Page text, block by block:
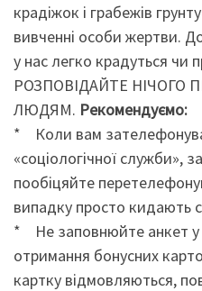
крадіжок і грабежів
вивченні особи жертви.
у нас легко крадуться чи
РОЗПОВІДАЙТЕ НІЧОГО
ЛЮДЯМ. Рекомендуємо:
* Коли вам
«соціологічної служби»,
пообіцяйте
випадку просто кидають
* Не заповнюйте анкет у
отримання бонусних
картку відмовляються,